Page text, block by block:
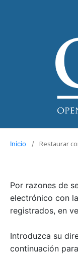
Inicio / Restaurar
Por razones de
electrónico con
registrados, en
Introduzca su
continuación